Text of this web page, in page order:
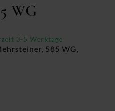
WG
3-5 Werktage
585 WG,